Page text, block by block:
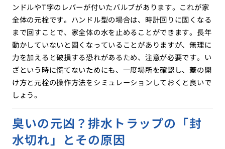
ンドルやT字のレバーが付いたバルブがあります。これが家
全体の元栓です。ハンドル型の場合は、時計回りに固くなる
まで回すことで、家全体の水を止めることができます。長年
動かしていないと固くなっていることがありますが、無理に
力を加えると破損する恐れがあるため、注意が必要です。い
ざという時に慌てないためにも、一度場所を確認し、蓋の開
け方と元栓の操作方法をシミュレーションしておくと良いで
しょう。
臭いの元凶？排水トラップの「封
水切れ」とその原因